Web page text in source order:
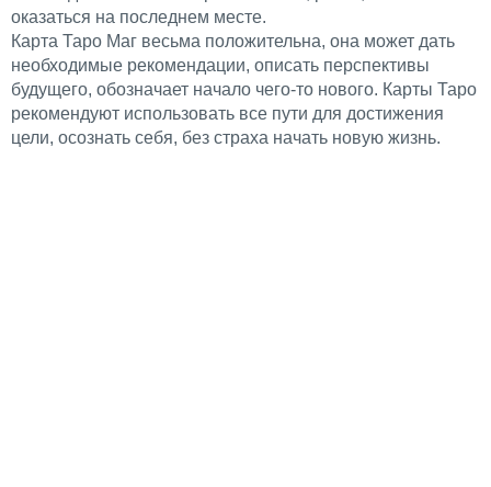
оказаться на последнем месте.
Карта Таро Маг весьма положительна, она может дать
необходимые рекомендации, описать перспективы
будущего, обозначает начало чего-то нового. Карты Таро
рекомендуют использовать все пути для достижения
цели, осознать себя, без страха начать новую жизнь.